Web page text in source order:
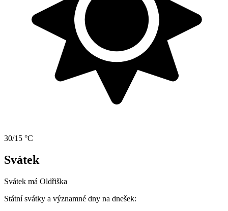
30/15 °C
Svátek
Svátek má Oldřiška
Státní svátky a významné dny na dnešek: